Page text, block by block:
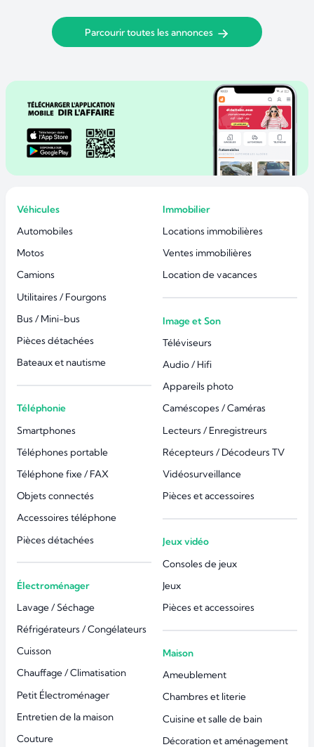
Parcourir toutes les annonces
Véhicules
Automobiles
Motos
Camions
Utilitaires / Fourgons
Bus / Mini-bus
Pièces détachées
Bateaux et nautisme
Téléphonie
Smartphones
Téléphones portable
Téléphone fixe / FAX
Objets connectés
Accessoires téléphone
Pièces détachées
Électroménager
Lavage / Séchage
Réfrigérateurs / Congélateurs
Cuisson
Chauffage / Climatisation
Petit Électroménager
Entretien de la maison
Couture
Immobilier
Locations immobilières
Ventes immobilières
Location de vacances
Image et Son
Téléviseurs
Audio / Hifi
Appareils photo
Caméscopes / Caméras
Lecteurs / Enregistreurs
Récepteurs / Décodeurs TV
Vidéosurveillance
Pièces et accessoires
Jeux vidéo
Consoles de jeux
Jeux
Pièces et accessoires
Maison
Ameublement
Chambres et literie
Cuisine et salle de bain
Décoration et aménagement